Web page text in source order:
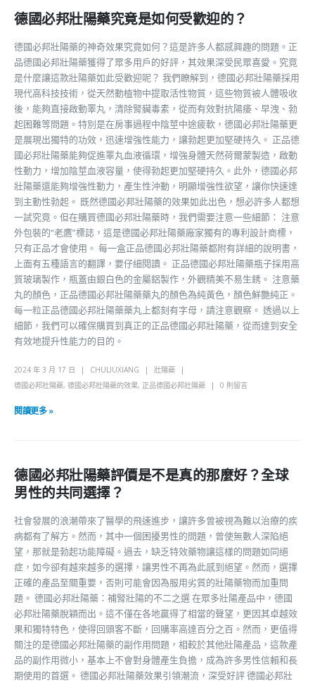
德國必邦壯陽藥究竟是如何受歡迎的？
德國必邦壯陽藥的神奇效果究竟如何？這是許多人都感興趣的問題。正
品德國必邦壯陽藥獲得了眾多用戶的好評，其效果深受民眾喜愛。究竟
是什麼讓這款壯陽藥如此受歡迎呢？ 我們瞭解到，德國必邦壯陽藥採用
現代高科技技術，從天然動植物中提取活性物質，這些物質被人體吸收
後，能夠直接啟動睪丸，清除腎臟毒素，從而有效對抗陽痿、早洩、勃
起困難等問題。特別是在房事過程中陰莖中途疲軟，德國必邦壯陽藥更
是展現出獨特的功效，迅速增強性能力，讓勃起更加堅硬持久。 正品德
國必邦壯陽藥能夠促進睪丸血液循環，增強身體天然荷爾蒙製造，啟動
性動力，增加陰莖血液容量，使得勃起更加堅硬持久。此外，德國必邦
壯陽藥還能夠增強性動力，產生性沖動，明顯增強性欲望，讓你快速達
到主動性勃起。 既然德國必邦壯陽藥的效果如此出色，想必許多人都想
一試究竟。但在購買德國必邦壯陽藥時，我們需要注意一些細節： 注意
外包裝的“老鷹”標誌，這是德國必邦壯陽藥廠家獨有的專利設計商標，
只有正品才會使用。 每一盒正品德國必邦壯陽藥都附有詳細的說明書，
上面有五種語言的翻譯，要仔細閱讀。 正品德國必邦壯陽藥瓶子採用高
質玻璃製作，瓶蓋由銀白色的金屬鋁製作，外觀精美不易生銹。 注意藥
丸的顏色，正品德國必邦壯陽藥藥丸的顏色為純黃色，顏色鮮艷純正。
每一粒正品德國必邦壯陽藥藥丸上都刻有字母，請注意觀察。 透過以上
細節，我們可以確保購買到真正的正品德國必邦壯陽藥，從而達到安全
有效地提升性能力的目的。
2024 年 3 月 17 日 CHULIUXIANG
壯陽藥
德國必邦壯陽藥, 德國必邦壯陽藥的效果, 正品德國必邦壯陽藥 0 則留言
閱讀更多 »
德國必邦壯陽藥評價是不是真的那麼好？全球
男性的共同選擇？
社會發展的浪潮帶來了醫學的飛速進步，讓許多曾被視為難以治療的疾
病都有了解方。然而，其中一個困擾男性的問題，曾使無數人深陷絕
望，那就是勃起功能障礙。過去，缺乏特效藥物讓這樣的問題如同絕
症，如今卻有越來越多的選擇，讓男性不再為此感到絕望。然而，選擇
正確的產品至關重要，否則可能會因為服用劣質的壯陽藥物而加重問
題。 德國必邦壯陽藥：補腎壯陽的不二之選 在眾多壯陽產品中，德國
必邦壯陽藥脫穎而出。這不僅在各地贏得了相當的聲望，更因其卓越效
果和獨特特色，使得回頭客不斷，回購率高達百分之百。然而，更值得
關注的是德國必邦壯陽藥的副作用問題，相較於其他壯陽產品，這款產
品的副作用微小，基本上不會對身體產生負擔，成為許多男性信賴和長
期使用的首選。 德國必邦壯陽藥效果引領潮流，深受好評 德國必邦壯